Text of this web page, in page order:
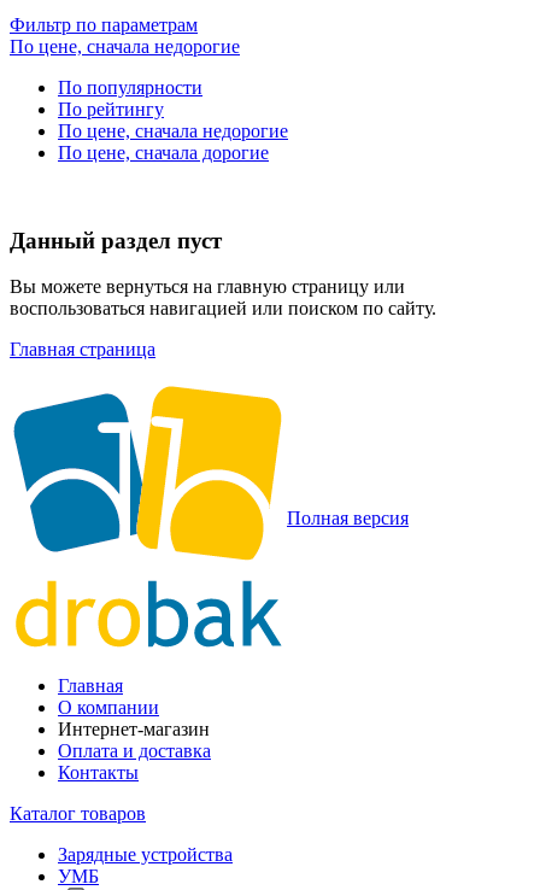
Фильтр по параметрам
По цене, сначала недорогие
По популярности
По рейтингу
По цене, сначала недорогие
По цене, сначала дорогие
Данный раздел пуст
Вы можете вернуться на главную страницу или
воспользоваться навигацией или поиском по сайту.
Главная страница
Полная версия
Главная
О компании
Интернет-магазин
Оплата и доставка
Контакты
Каталог товаров
Зарядные устройства
УМБ